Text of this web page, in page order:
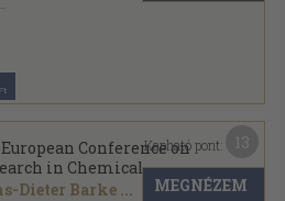
Conference on
in Chemical
- Book of Abstracts
Dieter Barke ...
Kapható pont:
MEGNÉZEM